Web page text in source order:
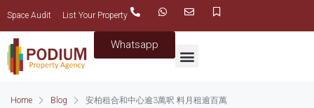
Space Audit List Your Property
Whatsapp
Home Blog 安柏租合和中心逾3萬呎 料月租逾百萬